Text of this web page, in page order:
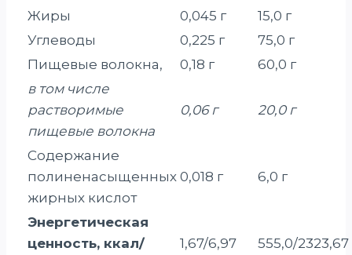
Жиры
0,045 г
15,0 г
Углеводы
0,225 г
75,0 г
Пищевые волокна,
0,18 г
60,0 г
в том числе
растворимые
пищевые волокна
0,06 г 20,0 г
Содержание
полиненасыщенных
жирных кислот
0,018 г 6,0 г
Энергетическая
ценность, ккал/
1,67/6,97 555,0/2323,67